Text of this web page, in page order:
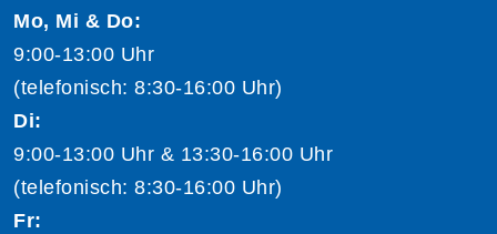
Mo, Mi & Do:
9:00-13:00 Uhr
(telefonisch: 8:30-16:00 Uhr)
Di:
9:00-13:00 Uhr & 13:30-16:00 Uhr
(telefonisch: 8:30-16:00 Uhr)
Fr: